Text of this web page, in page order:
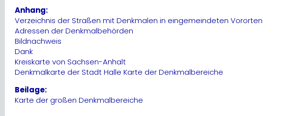
Anhang:
Verzeichnis der Straßen mit Denkmalen in eingemeindeten Vororten
Adressen der Denkmalbehörden
Bildnachweis
Dank
Kreiskarte von Sachsen-Anhalt
Denkmalkarte der Stadt Halle Karte der Denkmalbereiche
Beilage:
Karte der großen Denkmalbereiche